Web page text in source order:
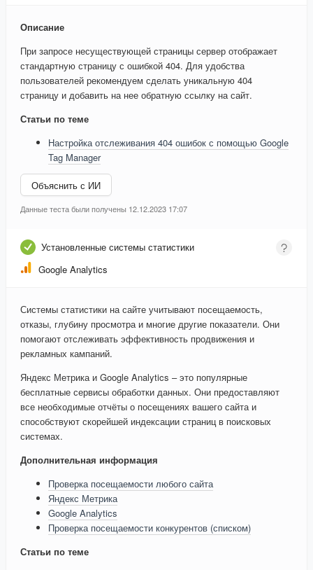
Описание
При запросе несуществующей страницы сервер отображает
стандартную страницу с ошибкой 404. Для удобства
пользователей рекомендуем сделать уникальную 404
страницу и добавить на нее обратную ссылку на сайт.
Статьи по теме
Настройка отслеживания 404 ошибок с помощью Google
Tag Manager
Объяснить с ИИ
Данные теста были получены 12.12.2023 17:07
Установленные системы статистики
Google Analytics
Системы статистики на сайте учитывают посещаемость,
отказы, глубину просмотра и многие другие показатели. Они
помогают отслеживать эффективность продвижения и
рекламных кампаний.
Яндекс Метрика и Google Analytics – это популярные
бесплатные сервисы обработки данных. Они предоставляют
все необходимые отчёты о посещениях вашего сайта и
способствуют скорейшей индексации страниц в поисковых
системах.
Дополнительная информация
Проверка посещаемости любого сайта
Яндекс Метрика
Google Analytics
Проверка посещаемости конкурентов (списком)
Статьи по теме